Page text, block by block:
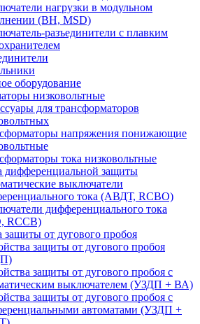
нагрузки в модульном
(ВН, MSD)
разъединители с плавким
оборудование
низковольтные
для трансформаторов
напряжения понижающие
тока низковольтные
дифференциальной защиты
выключатели
тока (АВДТ, RCBO)
дифференциального тока
RCCB)
защиты от дугового пробоя
защиты от дугового пробоя
защиты от дугового пробоя с
выключателем (УЗДП + ВА)
защиты от дугового пробоя с
автоматами (УЗДП +